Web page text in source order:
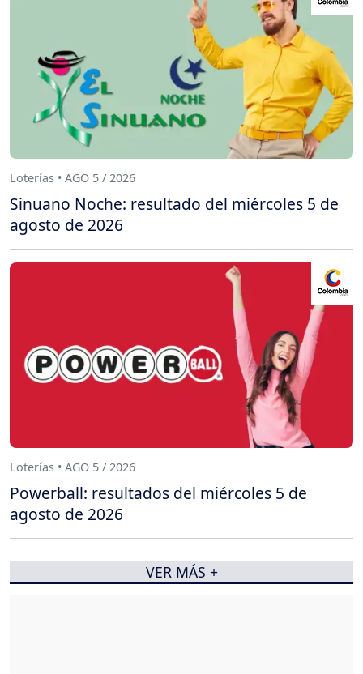
Loterías • AGO 5 / 2026
Sinuano Noche: resultado del miércoles 5 de
agosto de 2026
Loterías • AGO 5 / 2026
Powerball: resultados del miércoles 5 de
agosto de 2026
VER MÁS +